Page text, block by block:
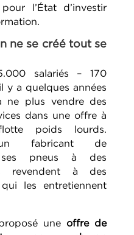
l’État d’investir
ne se créé tout se
salariés – 170
y a quelques années
ne plus vendre des
dans une offre à
poids lourds.
un fabricant de
ses pneus à des
revendent à des
les entretiennent
une offre de